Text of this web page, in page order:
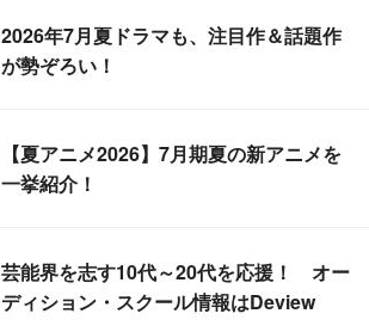
2026年7月夏ドラマも、注目作＆話題作
が勢ぞろい！
【夏アニメ2026】7月期夏の新アニメを
一挙紹介！
芸能界を志す10代～20代を応援！ オー
ディション・スクール情報はDeview